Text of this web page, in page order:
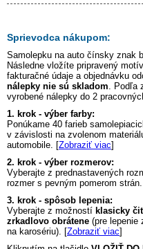
Sprievodca nákupom:
Samolepku na auto čínsky znak
Následne vložíte pripravený
fakturačné údaje a objednávku
nálepky nie sú skladom .
vyrobené nálepky do 2
1. krok - výber farby:
Ponúkame 40 farieb
v závislosti na zvolenom
automobile. [Zobraziť viac]
2. krok - výber rozmerov:
Vyberajte z prednastavených
rozmer s pevným pomerom
3. krok - spôsob lepenia:
Vyberajte z možností klasicky
zrkadlovo obrátene (pre lepenie
na karosériu). [Zobraziť viac]